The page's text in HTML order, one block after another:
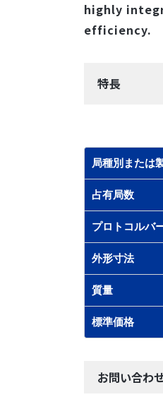
highly
efficiency.
特長
局種別または
占有局数
プロトコルバ
外形寸法
質量
標準価格
お問い合わ